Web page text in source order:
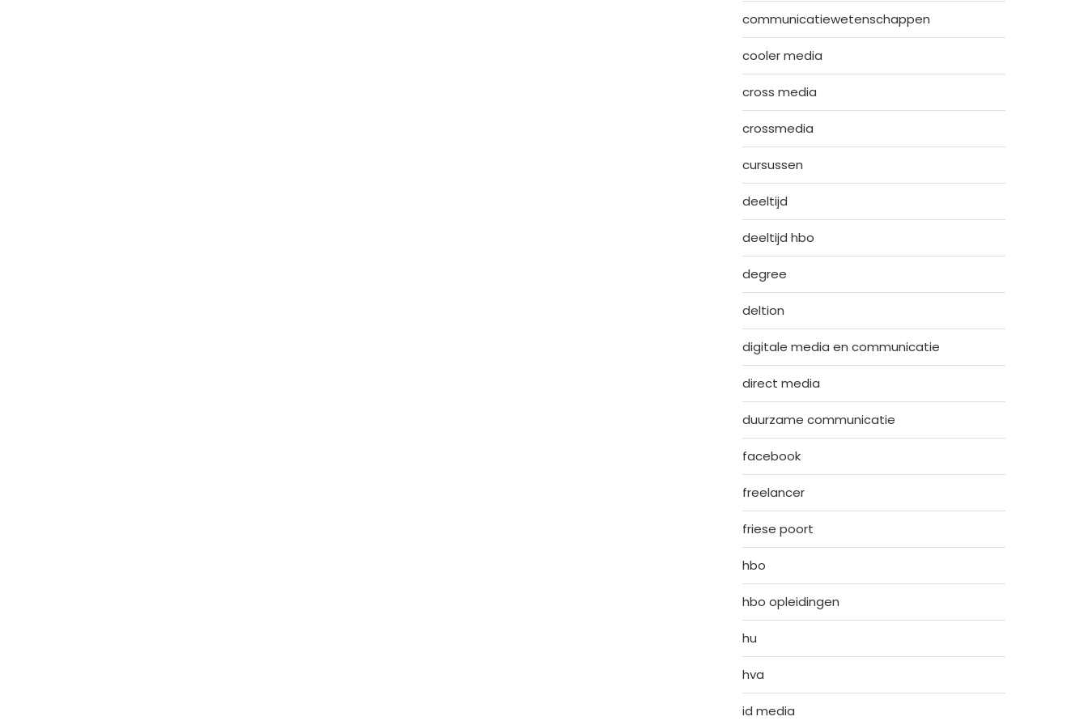
communicatiewetenschappen
cooler media
cross media
crossmedia
cursussen
deeltijd
deeltijd hbo
degree
deltion
digitale media en communicatie
direct media
duurzame communicatie
facebook
freelancer
friese poort
hbo
hbo opleidingen
hu
hva
id media